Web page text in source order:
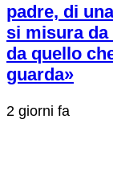
padre, di
si misura
da quello
guarda»
2 giorni fa